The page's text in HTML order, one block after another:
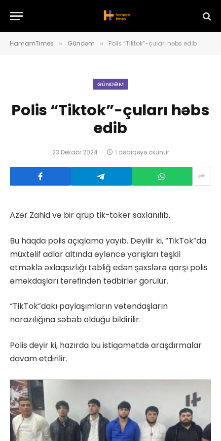
HamamTimes » Gündəm » Polis “Tiktok”-çuları həbs edib
GÜNDƏM
Polis “Tiktok”-çuları həbs
edib
23 Dekabr 2024 1 dəqiqəyə oxunur
Azər Zahid və bir qrup tik-toker saxlanılıb.
Bu haqda polis açıqlama yayıb. Deyilir ki, “TikTok”da
müxtəlif adlar altında əyləncə yarışları təşkil
etməklə əxlaqsızlığı təbliğ edən şəxslərə qarşı polis
əməkdaşları tərəfindən tədbirlər görülür.
“TikTok”dakı paylaşımların vətəndaşların
narazılığına səbəb olduğu bildirilir.
Polis deyir ki, hazırda bu istiqamətdə araşdırmalar
davam etdirilir.